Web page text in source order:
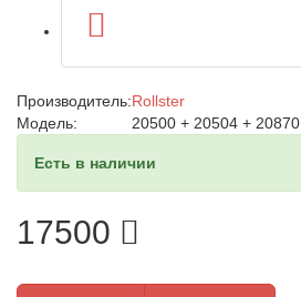
Производитель:Rollster
Модель:
20500 + 20504 + 20870
Есть в наличии
17500